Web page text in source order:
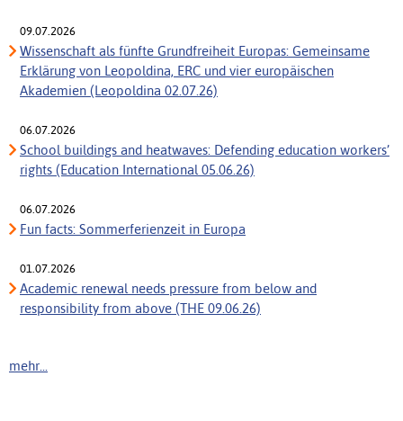
09.07.2026
Wissenschaft als fünfte Grundfreiheit Europas: Gemeinsame
Erklärung von Leopoldina, ERC und vier europäischen
Akademien (Leopoldina 02.07.26)
06.07.2026
School buildings and heatwaves: Defending education workers’
rights (Education International 05.06.26)
06.07.2026
Fun facts: Sommerferienzeit in Europa
01.07.2026
Academic renewal needs pressure from below and
responsibility from above (THE 09.06.26)
mehr...